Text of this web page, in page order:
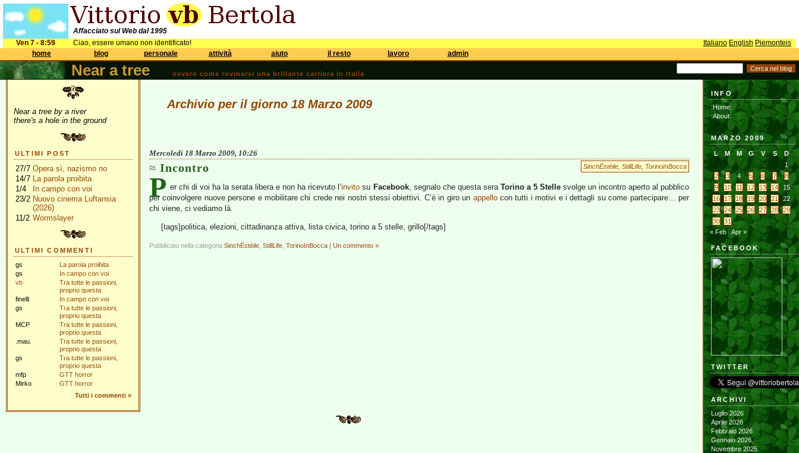
Affacciato sul Web dal 1995
Ven 7 - 8:59
Ciao, essere umano non identificato! Italiano English Piemonteis
home
blog personale attività aiuto il resto lavoro admin
Near a tree ovvero come rovinarsi una brillante carriera in Italia
Near a tree by a river
there's a hole in the ground
ULTIMI POST
27/7 Opera sì, nazismo no
14/7 La parola proibita
1/4
In campo con voi
23/2 Nuovo cinema Luftansia
(2026)
11/2 Wormslayer
ULTIMI COMMENTI
gs
La parola proibita
gs
In campo con voi
vb
Tra tutte le passioni,
proprio questa
finelli
In campo con voi
gs
Tra tutte le passioni,
proprio questa
MCP
Tra tutte le passioni,
proprio questa
.mau.
Tra tutte le passioni,
proprio questa
gs
Tra tutte le passioni,
proprio questa
mfp
GTT horror
Mirko
GTT horror
Tutti i commenti »
Archivio per il giorno 18 Marzo 2009
Mercoledì 18 Marzo 2009, 10:26
SinchËstèile StillLife TorinoInBocca
Incontro
P er chi di voi ha la serata libera e non ha ricevuto l’invito su Facebook, segnalo che questa sera Torino a 5 Stellesvolge un incontro aperto al pubblico
per coinvolgere nuove persone e mobilitare chi crede nei nostri stessi obiettivi. C’è in giro un appellocon tutti i motivi e i dettagli su come partecipare… per
chi viene, ci vediamo là.
[tags]politica, elezioni, cittadinanza attiva, lista civica, torino a 5 stelle, grillo[/tags]
Pubblicato nella categoria SinchËstèile StillLife TorinoInBocca | Un commento »
INFO
:Home:
:About:
MARZO 2009
L M M G V S
D
1
2
3 4 5 6 7
8
9
10 11 12 13 14
15
16
17 18 19 20 21
22
23
24 25 26 27 28
29
30
31
« Feb
Apr »
FACEBOOK
TWITTER
ARCHIVI
Luglio 2026
Aprile 2026
Febbraio 2026
Gennaio 2026
Novembre 2025